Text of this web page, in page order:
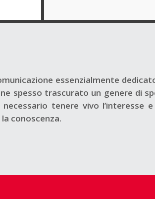
essenzialmente
spesso trascurato un genere di
tenere vivo l’interesse
conoscenza.